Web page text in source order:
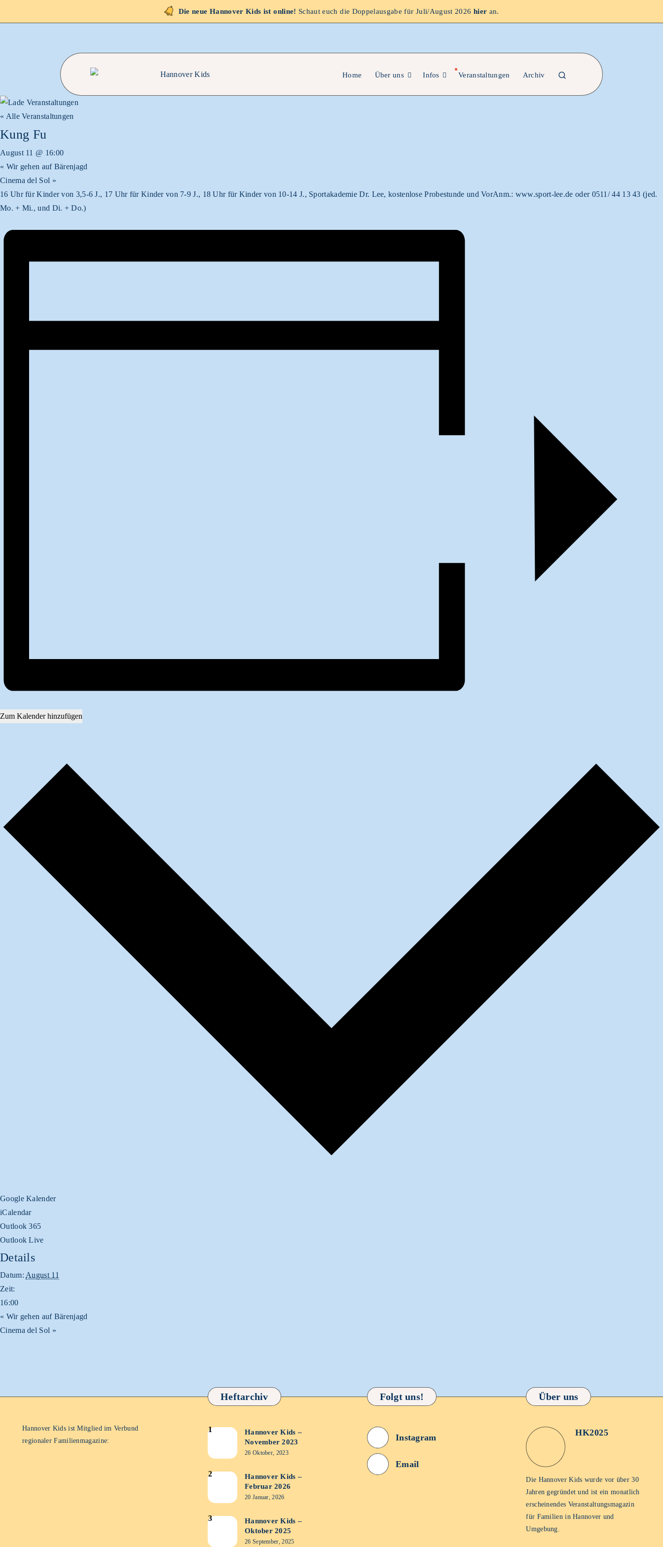
Die neue Hannover Kids ist online! Schaut euch die Doppelausgabe für Juli/August 2026 hier an.
Home Über uns Infos Veranstaltungen Archiv
« Alle Veranstaltungen
Kung Fu
August 11 @ 16:00
« Wir gehen auf Bärenjagd
Cinema del Sol »
16 Uhr für Kinder von 3,5-6 J., 17 Uhr für Kinder von 7-9 J., 18 Uhr für Kinder von 10-14 J., Sportakademie Dr. Lee, kostenlose Probestunde und VorAnm.: www.sport-lee.de oder 0511/ 44 13 43 (jed.
Mo. + Mi., und Di. + Do.)
Zum Kalender hinzufügen
Google Kalender
iCalendar
Outlook 365
Outlook Live
Details
Datum: August 11
Zeit:
16:00
« Wir gehen auf Bärenjagd
Cinema del Sol »
Hannover Kids ist Mitglied im Verbund
regionaler Familienmagazine:
Heftarchiv
Hannover
November
1
Hannover Kids –
November 2023
26 Oktober, 2023
Hannover
Februar
2
Hannover Kids –
Februar 2026
20 Januar, 2026
Hannover
3
Hannover Kids –
Oktober 2025
26 September, 2025
Folgt uns!
Instagram
Email
Über uns
HK2025
HK2025
Die Hannover Kids wurde vor über 30
Jahren gegründet und ist ein monatlich
erscheinendes Veranstaltungsmagazin
für Familien in Hannover und
Umgebung.